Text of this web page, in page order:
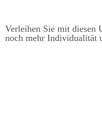
Ver­leihen Sie mit diesen
noch mehr Individualität